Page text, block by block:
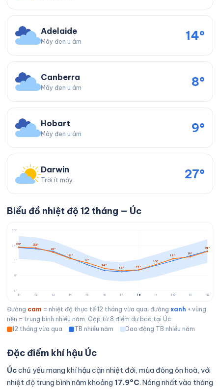
Adelaide
Mây đen u ám 14°
Canberra
Mây đen u ám 8°
Hobart
Mây đen u ám 9°
Darwin
Trời ít mây 27°
Biểu đồ nhiệt độ 12 tháng — Úc
5°
11°
18°
24°
30°
23°
23°
21°
18°
17°
14°
13° 14°
16°
18° 19°
21°
T1 T2 T3 T4 T5 T6 T7 T8 T9 T10 T11 T12
Đường cam = nhiệt độ thực tế 12 tháng vừa qua; đường xanh + vùng
nền = trung bình nhiều năm. Gộp từ 8 điểm dự báo tại Úc.
12 tháng vừa qua
TB nhiều năm Dao động TB nhiều năm
Đặc điểm khí hậu Úc
Úcchủ yếu mang khí hậu cận nhiệt đới, mùa đông ôn hoà, với
nhiệt độ trung bình năm khoảng 17.9°C. Nóng nhất vào tháng